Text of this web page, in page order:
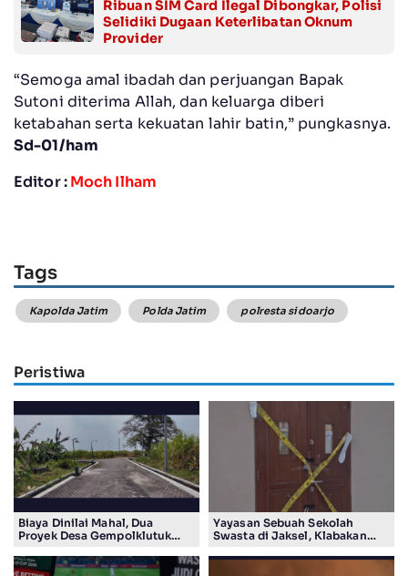
Ribuan SIM Card Ilegal Dibongkar, Polisi
Selidiki Dugaan Keterlibatan Oknum
Provider
“Semoga amal ibadah dan perjuangan Bapak
Sutoni diterima Allah, dan keluarga diberi
ketabahan serta kekuatan lahir batin,” pungkasnya.
Sd-01/ham
Editor :Moch Ilham
Tags
Kapolda Jatim Polda Jatim polresta sidoarjo
Peristiwa
Biaya Dinilai Mahal, Dua
Proyek Desa Gempolklutuk
Yayasan Sebuah Sekolah
Swasta di Jaksel, Klabakan